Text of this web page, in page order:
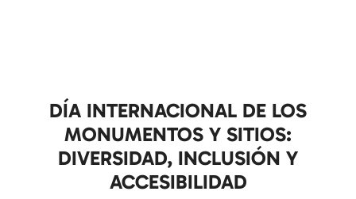
DÍA INTERNACIONAL DE LOS
MONUMENTOS Y SITIOS:
DIVERSIDAD, INCLUSIÓN Y
ACCESIBILIDAD